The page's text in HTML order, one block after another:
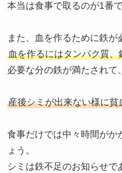
本当は食事で取るのが1番
また、血を作るために鉄が
血を作るにはタンパク質
必要な分の鉄が満たされて
産後シミが出来ない様に
食事だけでは中々時間がか
ょう。
シミは鉄不足のお知らせで